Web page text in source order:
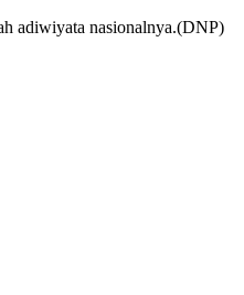
adiwiyata nasionalnya.(DNP)